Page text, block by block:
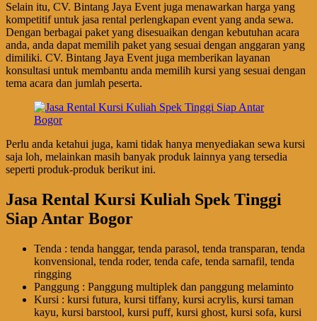
Selain itu, CV. Bintang Jaya Event juga menawarkan harga yang
kompetitif untuk jasa rental perlengkapan event yang anda sewa.
Dengan berbagai paket yang disesuaikan dengan kebutuhan acara
anda, anda dapat memilih paket yang sesuai dengan anggaran yang
dimiliki. CV. Bintang Jaya Event juga memberikan layanan
konsultasi untuk membantu anda memilih kursi yang sesuai dengan
tema acara dan jumlah peserta.
Perlu anda ketahui juga, kami tidak hanya menyediakan sewa kursi
saja loh, melainkan masih banyak produk lainnya yang tersedia
seperti produk-produk berikut ini.
Jasa Rental Kursi Kuliah Spek Tinggi
Siap Antar Bogor
Tenda : tenda hanggar, tenda parasol, tenda transparan, tenda
konvensional, tenda roder, tenda cafe, tenda sarnafil, tenda
ringging
Panggung : Panggung multiplek dan panggung melaminto
Kursi : kursi futura, kursi tiffany, kursi acrylis, kursi taman
kayu, kursi barstool, kursi puff, kursi ghost, kursi sofa, kursi